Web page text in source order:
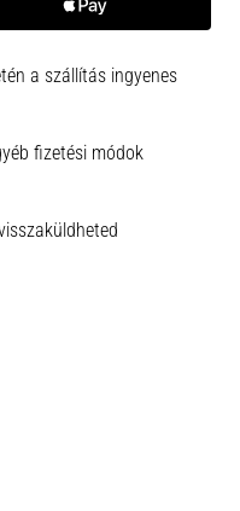
a szállítás ingyenes
fizetési módok